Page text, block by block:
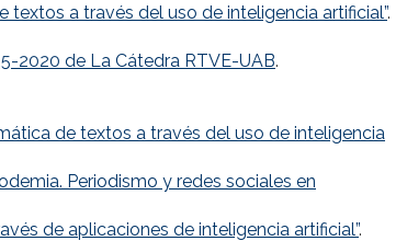
textos a través del uso de inteligencia artificial”.
2020 de La Cátedra RTVE-UAB.
de textos a través del uso de inteligencia
Periodismo y redes sociales en
de aplicaciones de inteligencia artificial”.